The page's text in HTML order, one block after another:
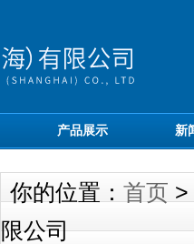
产品展示 新
你的位置： 首页 >
限公司